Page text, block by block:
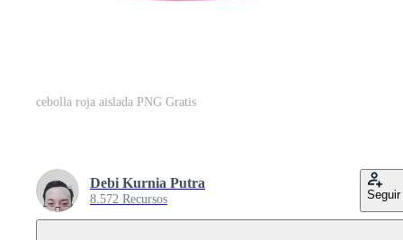
cebolla roja aislada PNG Gratis
Debi Kurnia Putra
8.572 Recursos Seguir